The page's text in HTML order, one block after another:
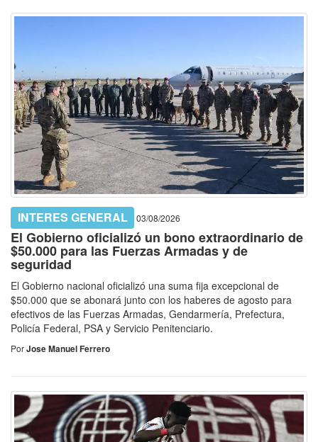
INTERES GENERAL 03/08/2026
El Gobierno oficializó un bono extraordinario de
$50.000 para las Fuerzas Armadas y de
seguridad
El Gobierno nacional oficializó una suma fija excepcional de
$50.000 que se abonará junto con los haberes de agosto para
efectivos de las Fuerzas Armadas, Gendarmería, Prefectura,
Policía Federal, PSA y Servicio Penitenciario.
PorJose Manuel Ferrero